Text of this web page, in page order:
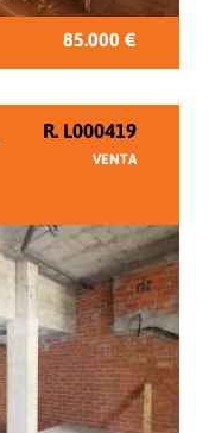
85.000 €
R. L000419
VENTA